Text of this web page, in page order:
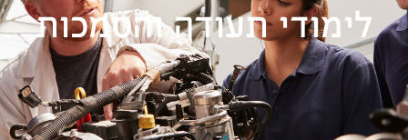
לימודי תעודה והסמכות